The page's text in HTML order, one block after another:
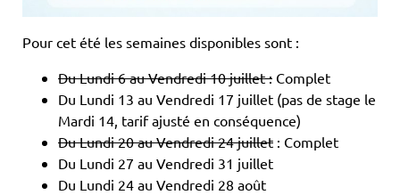
Pour cet été les semaines disponibles sont :
Du Lundi 6 au Vendredi 10 juillet : Complet
Du Lundi 13 au Vendredi 17 juillet (pas de stage le
Mardi 14, tarif ajusté en conséquence)
Du Lundi 20 au Vendredi 24 juillet : Complet
Du Lundi 27 au Vendredi 31 juillet
Du Lundi 24 au Vendredi 28 août